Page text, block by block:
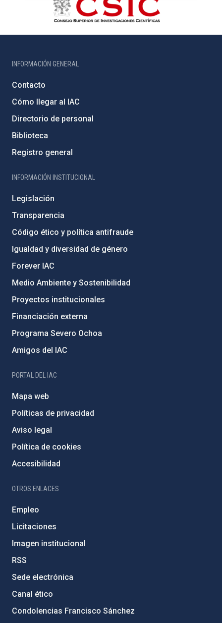
INFORMACIÓN GENERAL
Contacto
Cómo llegar al IAC
Directorio de personal
Biblioteca
Registro general
INFORMACIÓN INSTITUCIONAL
Legislación
Transparencia
Código ético y política antifraude
Igualdad y diversidad de género
Forever IAC
Medio Ambiente y Sostenibilidad
Proyectos institucionales
Financiación externa
Programa Severo Ochoa
Amigos del IAC
PORTAL DEL IAC
Mapa web
Políticas de privacidad
Aviso legal
Política de cookies
Accesibilidad
OTROS ENLACES
Empleo
Licitaciones
Imagen institucional
RSS
Sede electrónica
Canal ético
Condolencias Francisco Sánchez